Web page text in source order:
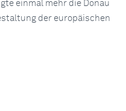
einmal mehr die Donau
der europäischen